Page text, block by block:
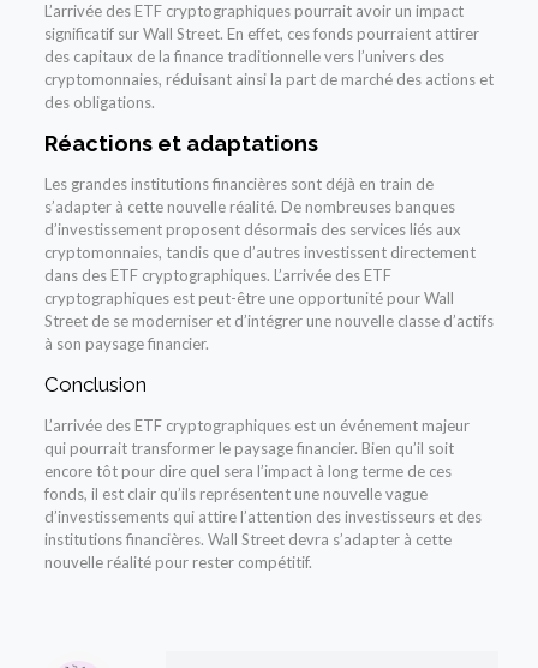
L’arrivée des ETF cryptographiques pourrait avoir un impact
significatif sur Wall Street. En effet, ces fonds pourraient attirer
des capitaux de la finance traditionnelle vers l’univers des
cryptomonnaies, réduisant ainsi la part de marché des actions et
des obligations.
Réactions et adaptations
Les grandes institutions financières sont déjà en train de
s’adapter à cette nouvelle réalité. De nombreuses banques
d’investissement proposent désormais des services liés aux
cryptomonnaies, tandis que d’autres investissent directement
dans des ETF cryptographiques. L’arrivée des ETF
cryptographiques est peut-être une opportunité pour Wall
Street de se moderniser et d’intégrer une nouvelle classe d’actifs
à son paysage financier.
Conclusion
L’arrivée des ETF cryptographiques est un événement majeur
qui pourrait transformer le paysage financier. Bien qu’il soit
encore tôt pour dire quel sera l’impact à long terme de ces
fonds, il est clair qu’ils représentent une nouvelle vague
d’investissements qui attire l’attention des investisseurs et des
institutions financières. Wall Street devra s’adapter à cette
nouvelle réalité pour rester compétitif.